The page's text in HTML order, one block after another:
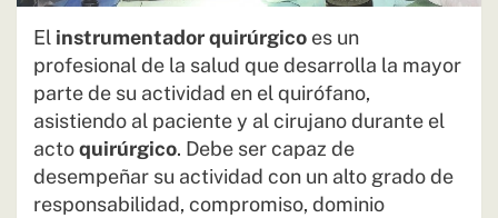
El instrumentador quirúrgico es un
profesional de la salud que desarrolla la mayor
parte de su actividad en el quirófano,
asistiendo al paciente y al cirujano durante el
actoquirúrgico. Debe ser capaz de
desempeñar su actividad con un alto grado de
responsabilidad, compromiso, dominio